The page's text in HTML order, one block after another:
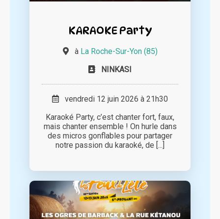
KARAOKE Party
à La Roche-Sur-Yon (85)
NINKASI
vendredi 12 juin 2026 à 21h30
Karaoké Party, c’est chanter fort, faux,
mais chanter ensemble ! On hurle dans
des micros gonflables pour partager
notre passion du karaoké, de [...]